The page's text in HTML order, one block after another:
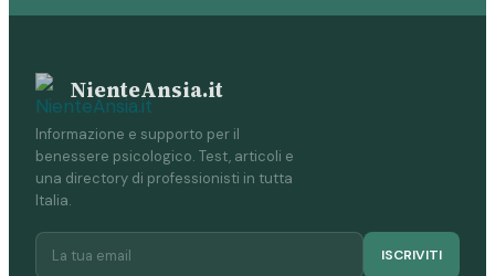
NienteAnsia.it
Informazione e supporto per il
benessere psicologico. Test, articoli e
una directory di professionisti in tutta
Italia.
ISCRIVITI